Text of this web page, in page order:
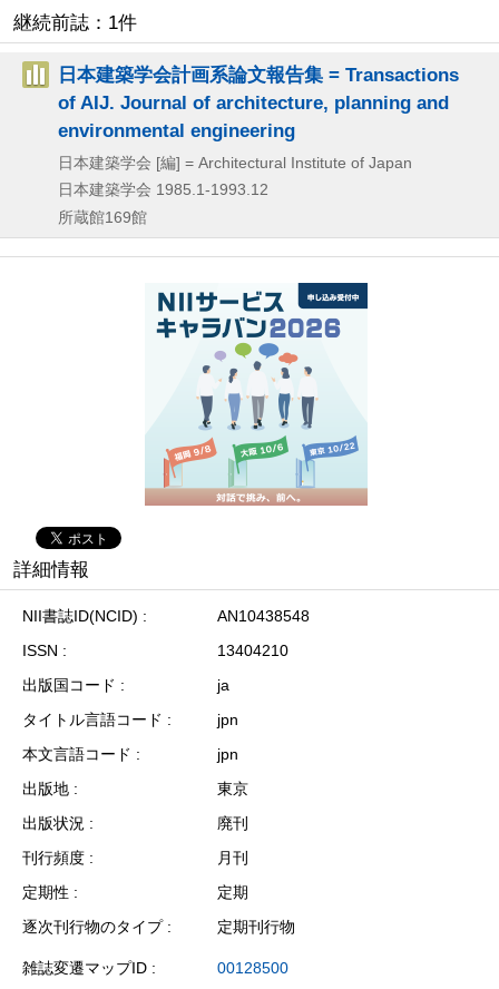
継続前誌：1件
日本建築学会計画系論文報告集 = Transactions
of AIJ. Journal of architecture, planning and
environmental engineering
日本建築学会 [編] = Architectural Institute of Japan
日本建築学会 1985.1-1993.12
所蔵館169館
詳細情報
NII書誌ID(NCID)
AN10438548
ISSN
13404210
出版国コード
ja
タイトル言語コード
jpn
本文言語コード
jpn
出版地
東京
出版状況
廃刊
刊行頻度
月刊
定期性
定期
逐次刊行物のタイプ
定期刊行物
雑誌変遷マップID 00128500